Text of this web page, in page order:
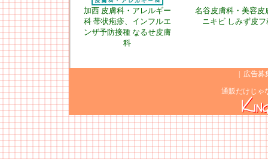
加西 皮膚科・アレルギー
科 帯状疱疹、インフルエ
ンザ予防接種 なるせ皮膚
科
名谷皮膚科・美容皮
ニキビ しみず皮フ
広告募
通販だけじゃ